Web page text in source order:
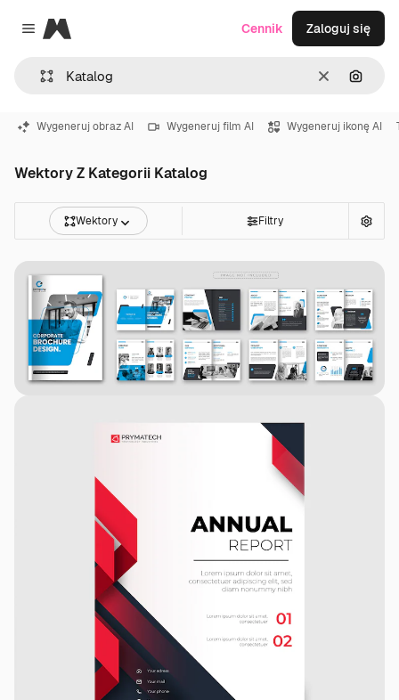
Close menu
Magnific
WyczyśćSzukaj
Cennik Zaloguj się
Wygeneruj obraz AI Wygeneruj film AI Wygeneruj ikonę AI
Wektory Z Kategorii Katalog
Wektory Filtry